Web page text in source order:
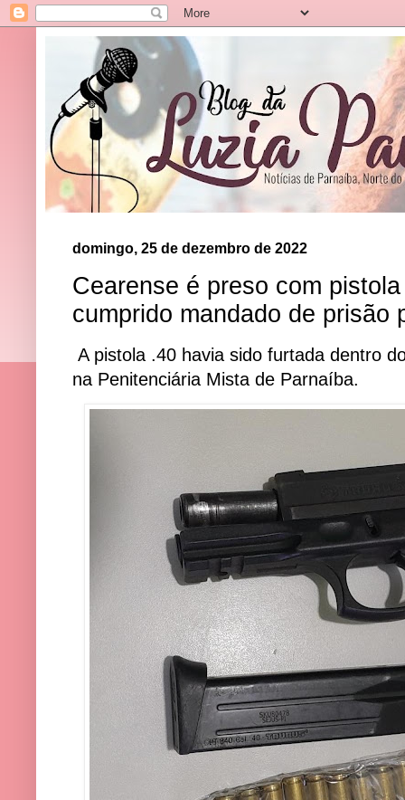
domingo, 25 de dezembro de 2022
Cearense é preso com
cumprido mandado de prisão
A pistola .40 havia sido furtada dentro
na Penitenciária Mista de Parnaíba.